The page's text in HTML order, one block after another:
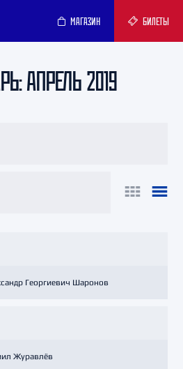
МАГАЗИН БИЛЕТЫ
АПРЕЛЬ 2019
Георгиевич Шаронов
Журавлёв